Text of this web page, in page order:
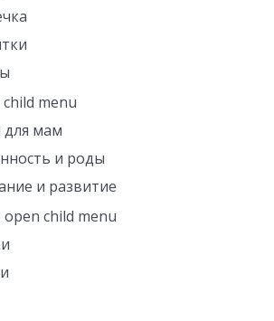
menu
мам
и роды
и развитие
open child menu